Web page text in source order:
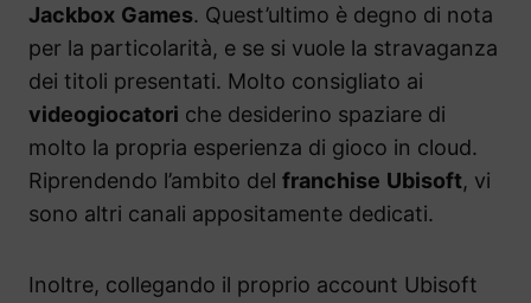
Jackbox Games. Quest’ultimo è degno di nota
per la particolarità, e se si vuole la stravaganza
dei titoli presentati. Molto consigliato ai
videogiocatori che desiderino spaziare di
molto la propria esperienza di gioco in cloud.
Riprendendo l’ambito del franchise Ubisoft, vi
sono altri canali appositamente dedicati.
Inoltre, collegando il proprio account Ubisoft